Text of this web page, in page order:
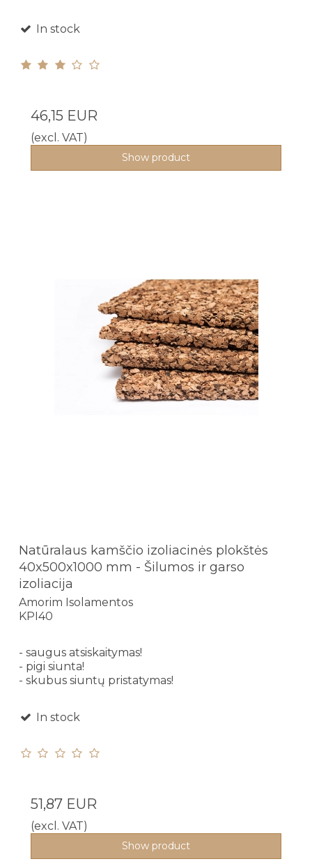
In stock
46,15 EUR
(excl. VAT)
Show product
Natūralaus kamščio izoliacinės plokštės
40x500x1000 mm - Šilumos ir garso
izoliacija
Amorim Isolamentos
KPI40
- saugus atsiskaitymas!
- pigi siunta!
- skubus siuntų pristatymas!
In stock
51,87 EUR
(excl. VAT)
Show product